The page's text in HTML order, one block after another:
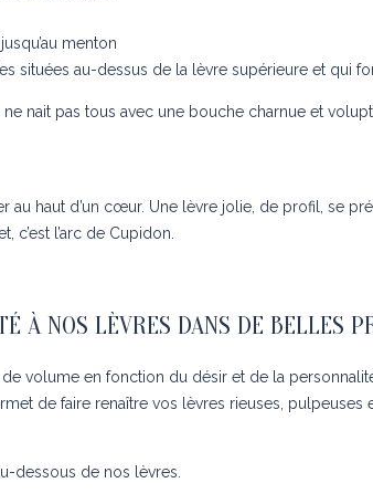
menton
situées au-dessus de la lèvre supérieure et qui
nait pas tous avec une bouche charnue et
au haut d’un cœur. Une lèvre jolie, de profil, se
l’arc de Cupidon.
À NOS LÈVRES DANS DE BELLES
volume en fonction du désir et de la
de faire renaître vos lèvres rieuses, pulpeuses
dessous de nos lèvres.